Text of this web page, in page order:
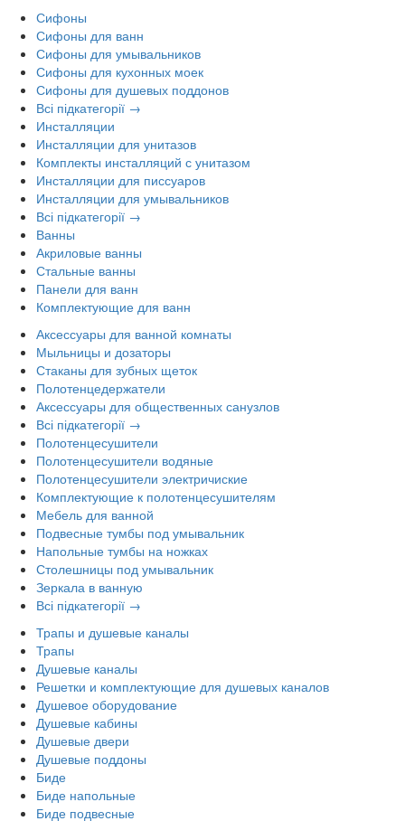
Сифоны
Сифоны для ванн
Сифоны для умывальников
Сифоны для кухонных моек
Сифоны для душевых поддонов
Всі підкатегорії →
Инсталляции
Инсталляции для унитазов
Комплекты инсталляций с унитазом
Инсталляции для писсуаров
Инсталляции для умывальников
Всі підкатегорії →
Ванны
Акриловые ванны
Стальные ванны
Панели для ванн
Комплектующие для ванн
Аксессуары для ванной комнаты
Мыльницы и дозаторы
Стаканы для зубных щеток
Полотенцедержатели
Аксессуары для общественных санузлов
Всі підкатегорії →
Полотенцесушители
Полотенцесушители водяные
Полотенцесушители электричиские
Комплектующие к полотенцесушителям
Мебель для ванной
Подвесные тумбы под умывальник
Напольные тумбы на ножках
Столешницы под умывальник
Зеркала в ванную
Всі підкатегорії →
Трапы и душевые каналы
Трапы
Душевые каналы
Решетки и комплектующие для душевых каналов
Душевое оборудование
Душевые кабины
Душевые двери
Душевые поддоны
Биде
Биде напольные
Биде подвесные